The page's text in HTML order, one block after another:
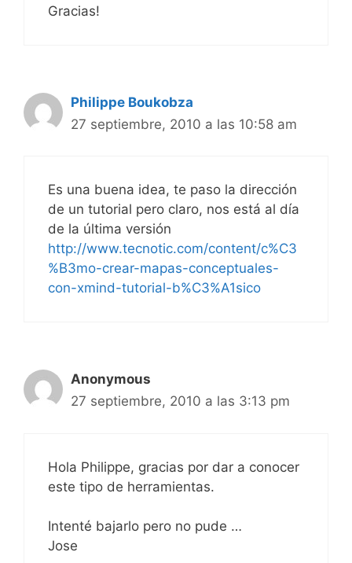
Gracias!
Philippe Boukobza
27 septiembre, 2010 a las 10:58 am
Es una buena idea, te paso la dirección
de un tutorial pero claro, nos está al día
de la última versión
http://www.tecnotic.com/content/c%C3
%B3mo-crear-mapas-conceptuales-
con-xmind-tutorial-b%C3%A1sico
Anonymous
27 septiembre, 2010 a las 3:13 pm
Hola Philippe, gracias por dar a conocer
este tipo de herramientas.
Intenté bajarlo pero no pude …
Jose